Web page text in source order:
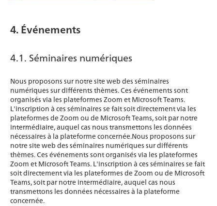
4. Événements
4.1. Séminaires numériques
Nous proposons sur notre site web des séminaires
numériques sur différents thèmes. Ces événements sont
organisés via les plateformes Zoom et Microsoft Teams.
L'inscription à ces séminaires se fait soit directement via les
plateformes de Zoom ou de Microsoft Teams, soit par notre
intermédiaire, auquel cas nous transmettons les données
nécessaires à la plateforme concernée.Nous proposons sur
notre site web des séminaires numériques sur différents
thèmes. Ces événements sont organisés via les plateformes
Zoom et Microsoft Teams. L'inscription à ces séminaires se fait
soit directement via les plateformes de Zoom ou de Microsoft
Teams, soit par notre intermédiaire, auquel cas nous
transmettons les données nécessaires à la plateforme
concernée.